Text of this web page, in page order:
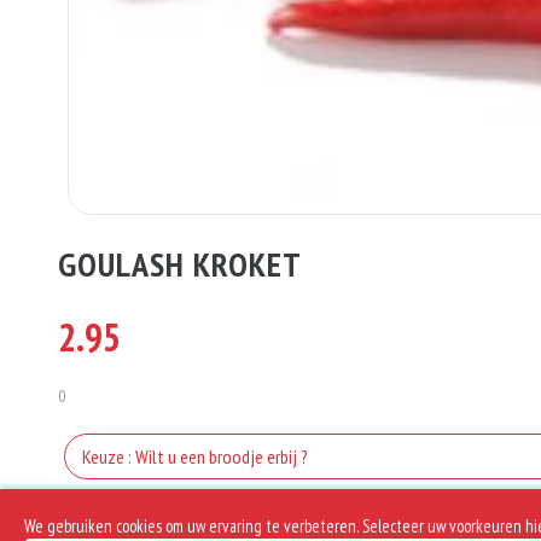
GOULASH KROKET
2.95
0
Keuze : Wilt u een broodje erbij ?
Keuze : Wilt u er een sausje erbij ?
We gebruiken cookies om uw ervaring te verbeteren. Selecteer uw voorkeuren